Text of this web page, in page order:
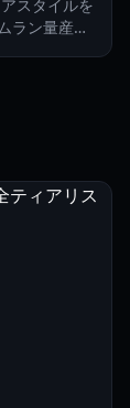
スタイルを
ラン量産に